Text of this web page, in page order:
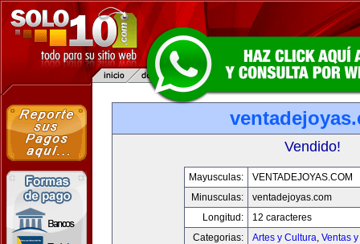
Vendido!
Mayusculas:
VENTADEJOYAS.COM
Minusculas:
ventadejoyas.com
Longitud:
12 caracteres
Categorias:
Artes y Cultura, Ventas